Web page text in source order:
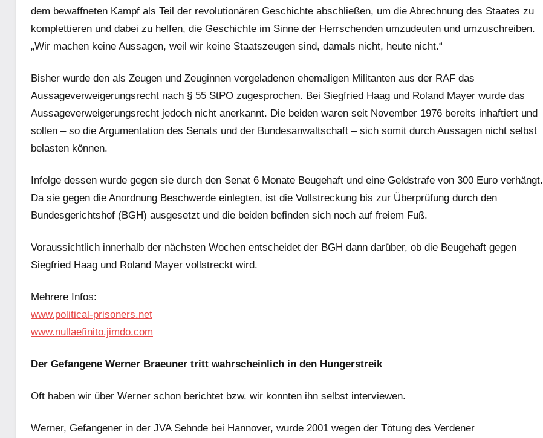
dem bewaffneten Kampf als Teil der revolutionären Geschichte abschließen, um die Abrechnung des Staates zu
komplettieren und dabei zu helfen, die Geschichte im Sinne der Herrschenden umzudeuten und umzuschreiben.
„Wir machen keine Aussagen, weil wir keine Staatszeugen sind, damals nicht, heute nicht.“
Bisher wurde den als Zeugen und Zeuginnen vorgeladenen ehemaligen Militanten aus der RAF das
Aussageverweigerungsrecht nach § 55 StPO zugesprochen. Bei Siegfried Haag und Roland Mayer wurde das
Aussageverweigerungsrecht jedoch nicht anerkannt. Die beiden waren seit November 1976 bereits inhaftiert und
sollen – so die Argumentation des Senats und der Bundesanwaltschaft – sich somit durch Aussagen nicht selbst
belasten können.
Infolge dessen wurde gegen sie durch den Senat 6 Monate Beugehaft und eine Geldstrafe von 300 Euro verhängt.
Da sie gegen die Anordnung Beschwerde einlegten, ist die Vollstreckung bis zur Überprüfung durch den
Bundesgerichtshof (BGH) ausgesetzt und die beiden befinden sich noch auf freiem Fuß.
Voraussichtlich innerhalb der nächsten Wochen entscheidet der BGH dann darüber, ob die Beugehaft gegen
Siegfried Haag und Roland Mayer vollstreckt wird.
Mehrere Infos:
www.political-prisoners.net
www.nullaefinito.jimdo.com
Der Gefangene Werner Braeuner tritt wahrscheinlich in den Hungerstreik
Oft haben wir über Werner schon berichtet bzw. wir konnten ihn selbst interviewen.
Werner, Gefangener in der JVA Sehnde bei Hannover, wurde 2001 wegen der Tötung des Verdener